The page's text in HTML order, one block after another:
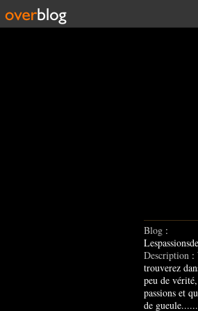
Blog :
Description :
trouverez
peu de
passions et
de